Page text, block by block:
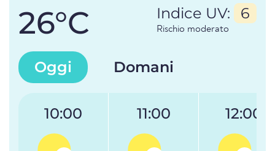
26°C Indice UV: 6
Rischio moderato
Oggi Domani
10:00 11:00 12:00